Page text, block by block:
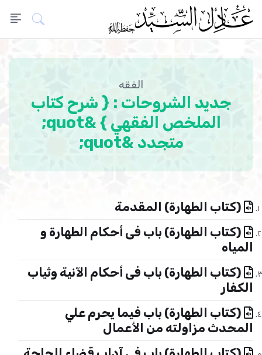
الفقه
جديد الشروحات : { شرح كتاب
الملخص الفقهي } &quot;
متجدد &quot;
(كتاب الطهارة) المقدمة
(كتاب الطهارة) باب فى أحكام الطهارة و
المياه
(كتاب الطهارة) باب فى أحكام الآنية وثياب
الكفار
(كتاب الطهارة) باب فيما يحرم علي
المحدث مزاولته من الأعمال